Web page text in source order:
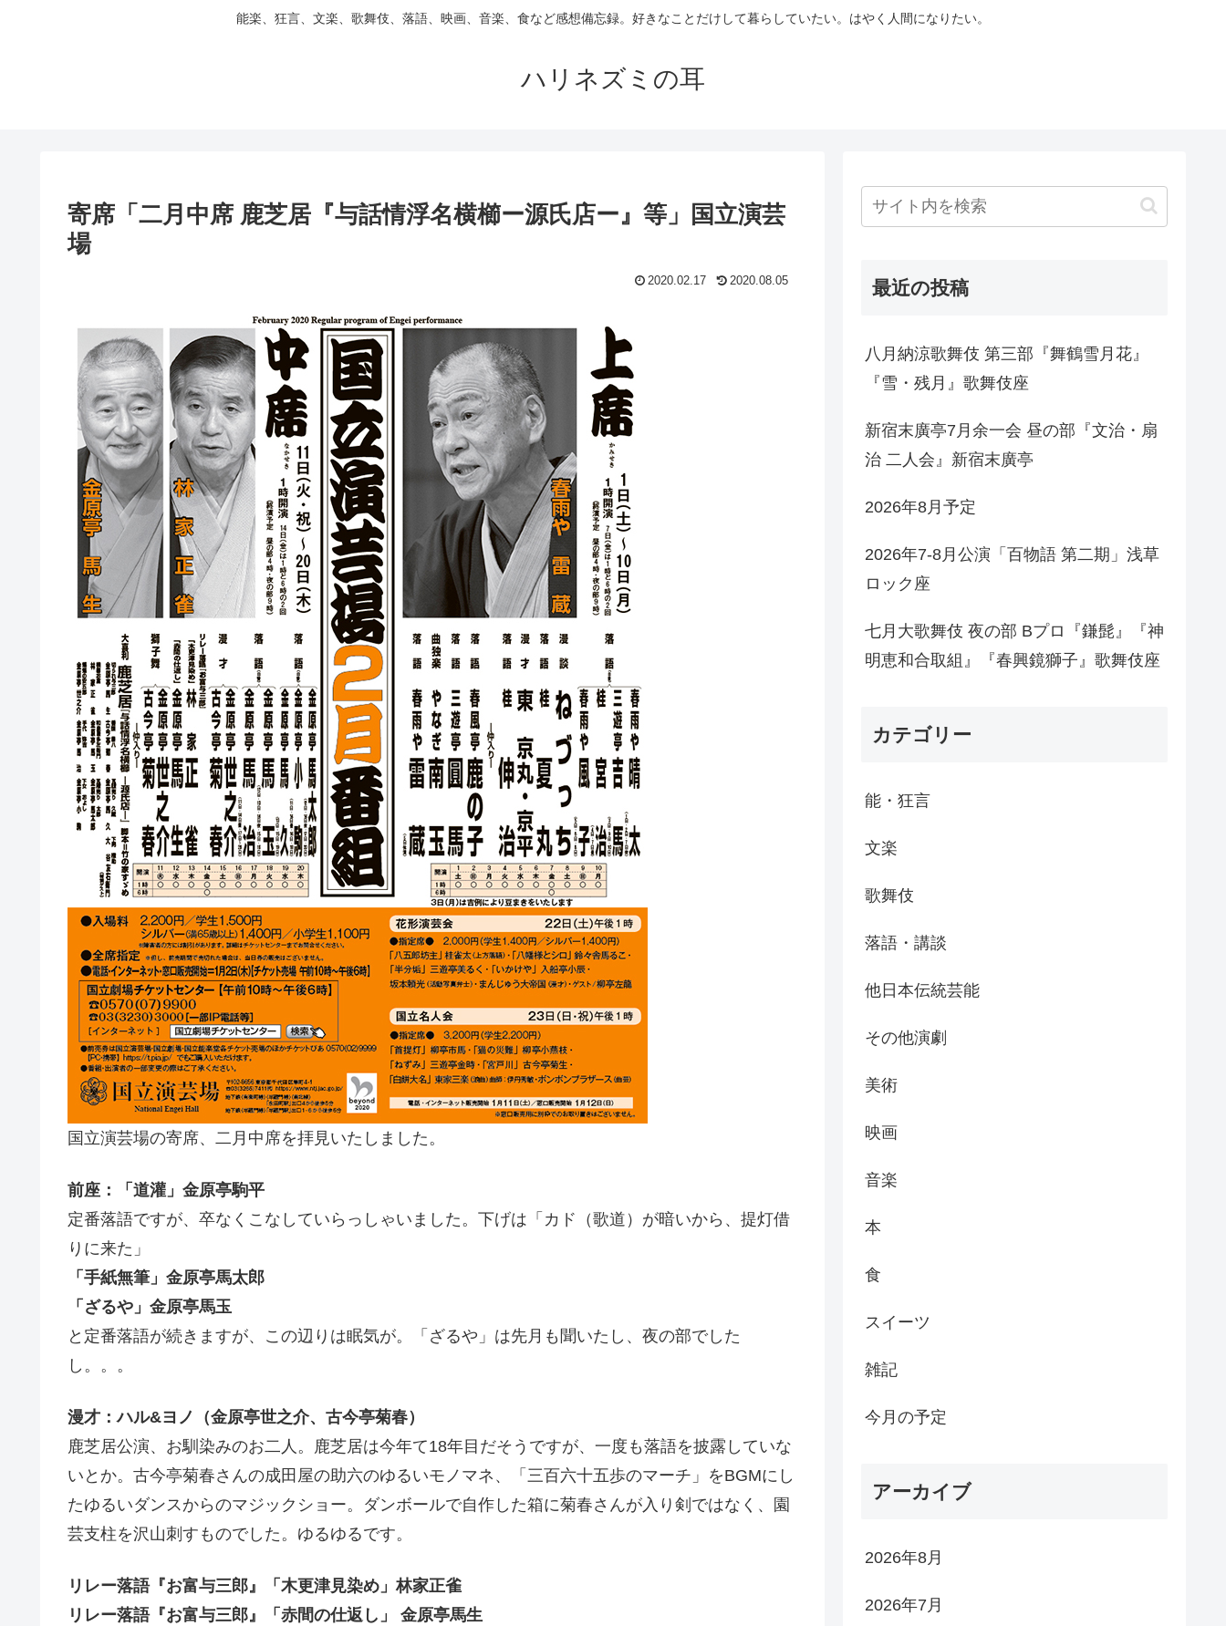
能楽、狂言、文楽、歌舞伎、落語、映画、音楽、食など感想備忘録。好きなことだけして暮らしていたい。はやく人間になりたい。
ハリネズミの耳
寄席「二月中席 鹿芝居『与話情浮名横櫛ー源氏店ー』等」国立演芸
場
2020.02.17 2020.08.05
国立演芸場の寄席、二月中席を拝見いたしました。
前座：「道灌」金原亭駒平
定番落語ですが、卒なくこなしていらっしゃいました。下げは「カド（歌道）が暗いから、提灯借
りに来た」
「手紙無筆」金原亭馬太郎
「ざるや」金原亭馬玉
と定番落語が続きますが、この辺りは眠気が。「ざるや」は先月も聞いたし、夜の部でした
し。。。
漫才：ハル&ヨノ（金原亭世之介、古今亭菊春）
鹿芝居公演、お馴染みのお二人。鹿芝居は今年て18年目だそうですが、一度も落語を披露していな
いとか。古今亭菊春さんの成田屋の助六のゆるいモノマネ、「三百六十五歩のマーチ」をBGMにし
たゆるいダンスからのマジックショー。ダンボールで自作した箱に菊春さんが入り剣ではなく、園
芸支柱を沢山刺すものでした。ゆるゆるです。
リレー落語『お富与三郎』「木更津見染め」林家正雀
リレー落語『お富与三郎』「赤間の仕返し」 金原亭馬生
最近の投稿
八月納涼歌舞伎 第三部『舞鶴雪月花』
『雪・残月』歌舞伎座
新宿末廣亭7月余一会 昼の部『文治・扇
治 二人会』新宿末廣亭
2026年8月予定
2026年7-8月公演「百物語 第二期」浅草
ロック座
七月大歌舞伎 夜の部 Bプロ『鎌髭』『神
明恵和合取組』『春興鏡獅子』歌舞伎座
カテゴリー
能・狂言
文楽
歌舞伎
落語・講談
他日本伝統芸能
その他演劇
美術
映画
音楽
本
食
スイーツ
雑記
今月の予定
アーカイブ
2026年8月
2026年7月